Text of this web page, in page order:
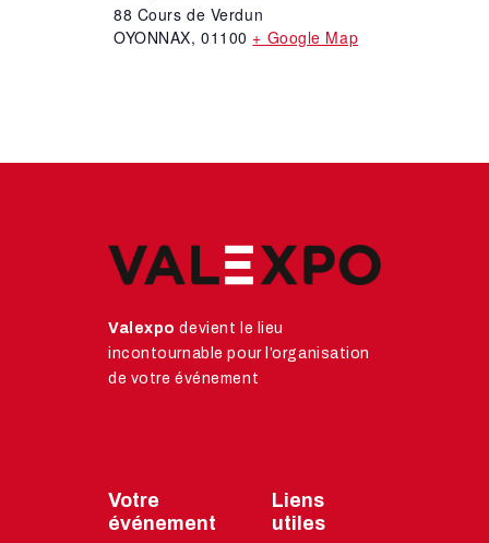
88 Cours de Verdun
OYONNAX, 01100 + Google Map
Valexpodevient le lieu
incontournable pour l’organisation
de votre événement
Votre
événement
Liens
utiles